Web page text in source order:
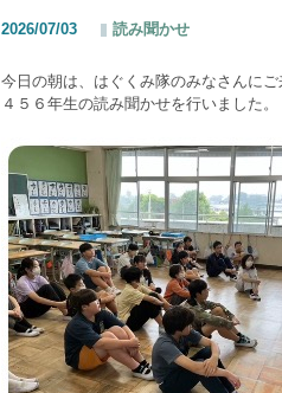
2026/07/03 読み聞かせ
今日の朝は、はぐくみ隊のみなさんにご
４５６年生の読み聞かせを行いました。